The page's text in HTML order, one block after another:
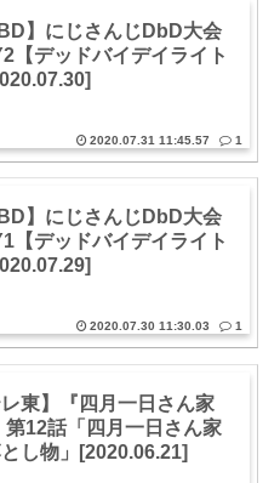
】にじさんじDbD大会
【デッドバイデイライト
2020.07.31 11:45.57 1
】にじさんじDbD大会
【デッドバイデイライト
2020.07.30 11:30.03 1
レ東】『四月一日さん家
第12話「四月一日さん家
し物」[2020.06.21]